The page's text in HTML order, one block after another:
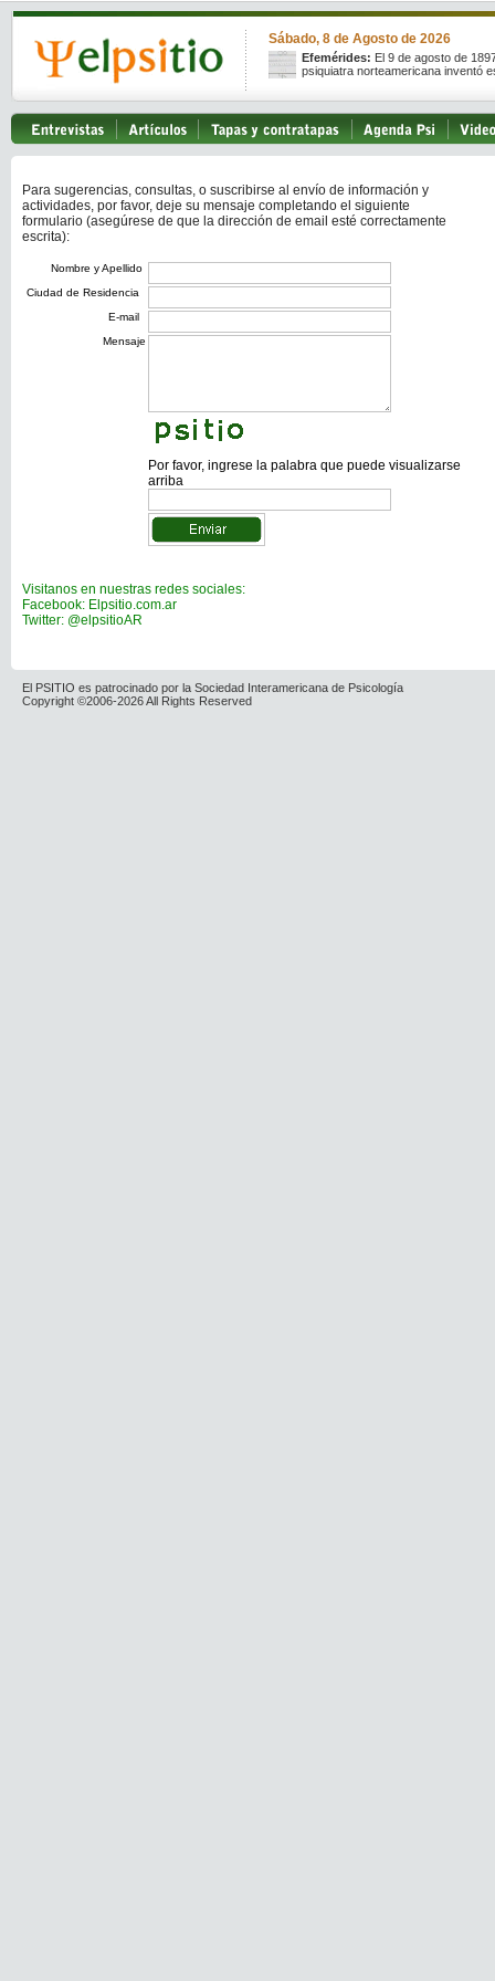
Sábado, 8 de Agosto de 2026
Efemérides: El 9 de agosto de
psiquiatra norteamericana inventó
Para sugerencias, consultas, o suscribirse al envío de información y
actividades, por favor, deje su mensaje completando el siguiente
formulario (asegúrese de que la dirección de email esté correctamente
escrita):
Nombre y Apellido
Ciudad de Residencia
E-mail
Mensaje
Por favor, ingrese la palabra que puede visualizarse
arriba
Visitanos en nuestras redes sociales:
Facebook: Elpsitio.com.ar
Twitter: @elpsitioAR
El PSITIO es patrocinado por la Sociedad Interamericana de Psicología
Copyright ©2006-2026 All Rights Reserved